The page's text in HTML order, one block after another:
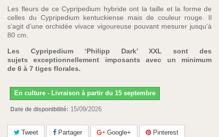
Les fleurs de ce Cypripedium hybride ont la taille et la forme de
celles du Cypripedium kentuckiense mais de couleur rouge. Il
s’agit d’une orchidée vivace vigoureuse pouvant mesurer jusqu’à
80 cm.
Les Cypripedium ‘Philipp Dark’ XXL sont des
sujets exceptionnellement imposants avec un minimum
de 6 à 7 tiges florales.
En culture - Livraison à partir du 15 septembre
Date de disponibilité: 15/09/2026
Tweet Partager Google+ Pinterest